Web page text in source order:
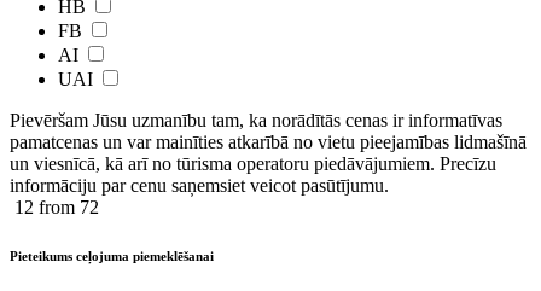
HB
FB
AI
UAI
Pievēršam Jūsu uzmanību tam, ka norādītās cenas ir ​informatīvas ​
pamatcenas un var mainīties atkarībā ​no ​vietu pieejamības lidmašīnā
un viesnīcā, kā arī no tūrisma operatoru piedāvājumiem. Precīzu
informāciju par cenu saņemsiet veicot pasūtījumu.
12 from 72
Pieteikums ceļojuma piemeklēšanai